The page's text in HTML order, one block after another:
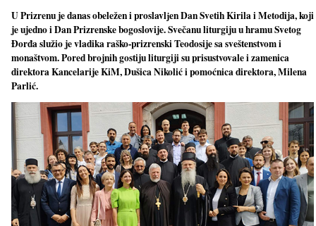
U Prizrenu je danas obeležen i proslavlјen Dan Svetih Kirila i Metodija, koji
je ujedno i Dan Prizrenske bogoslovije. Svečanu liturgiju u hramu Svetog
Đorđa služio je vladika raško-prizrenski Teodosije sa sveštenstvom i
monaštvom. Pored brojnih gostiju liturgiji su prisustvovale i zamenica
direktora Kancelarije KiM, Dušica Nikolić i pomoćnica direktora, Milena
Parlić.